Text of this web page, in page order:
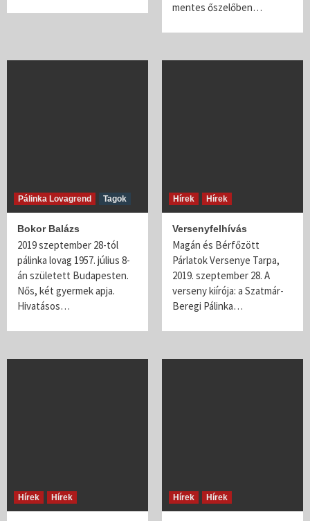
mentes őszelőben…
Pálinka Lovagrend Tagok
Bokor Balázs
2019 szeptember 28-tól
pálinka lovag 1957. július 8-
án született Budapesten.
Nős, két gyermek apja.
Hivatásos…
Hírek Hírek
Versenyfelhívás
Magán és Bérfőzött
Párlatok Versenye Tarpa,
2019. szeptember 28. A
verseny kiírója: a Szatmár-
Beregi Pálinka…
Hírek Hírek Hírek Hírek